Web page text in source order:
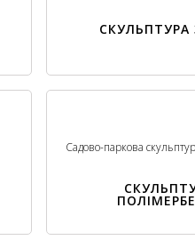
СКУЛЬПТУРА
Садово-паркова